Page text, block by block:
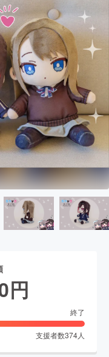
円
終了
支援者数374人